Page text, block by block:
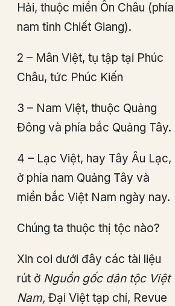
Hải, thuộc miền Ôn Châu (phía
nam tỉnh Chiết Giang).
2 – Mân Việt, tụ tập tại Phúc
Châu, tức Phúc Kiến
3 – Nam Việt, thuộc Quảng
Đông và phía bắc Quảng Tây.
4 – Lạc Việt, hay Tây Âu Lạc,
ở phía nam Quảng Tây và
miền bắc Việt Nam ngày nay.
Chúng ta thuộc thị tộc nào?
Xin coi dưới đây các tài liệu
rút ở Nguồn gốc dân tộc Việt
Nam, Đại Việt tạp chí, Revue